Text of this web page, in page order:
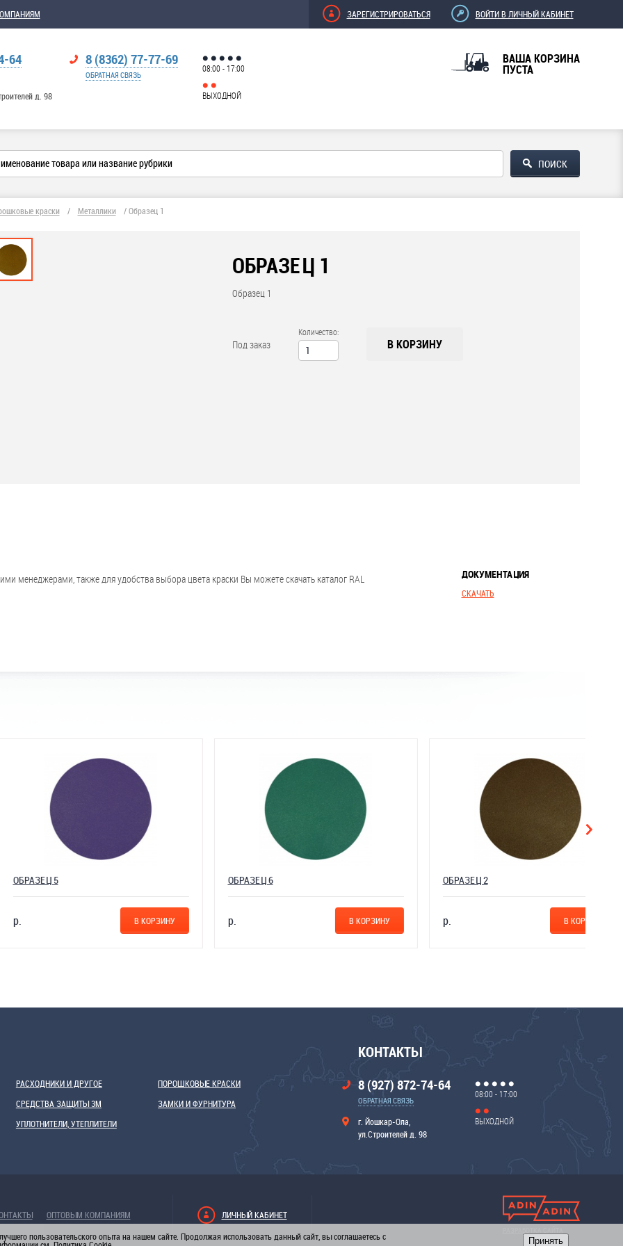
ЗАРЕГИСТРИРОВАТЬСЯ ВОЙТИ В ЛИЧНЫЙ КАБИНЕТ
64
д. 98
8 (8362) 77-77-69
ОБРАТНАЯ СВЯЗЬ
08:00 - 17:00
ВЫХОДНОЙ
ВАША КОРЗИНА
ПУСТА
краски / Металлики /Образец 1
ОБРАЗЕЦ 1
Образец 1
Под заказ
Количество:
В КОРЗИНУ
ДОКУМЕНТАЦИЯ
СКАЧАТЬ
менеджерами, также для удобства выбора цвета краски Вы можете скачать каталог RAL
РАСХОДНИКИ И ДРУГОЕ
СРЕДСТВА ЗАЩИТЫ 3М
УПЛОТНИТЕЛИ, УТЕПЛИТЕЛИ
ПОРОШКОВЫЕ КРАСКИ
ЗАМКИ И ФУРНИТУРА
КОНТАКТЫ
8 (927) 872-74-64
ОБРАТНАЯ СВЯЗЬ
г. Йошкар-Ола,
ул.Строителей д. 98
08:00 - 17:00
ВЫХОДНОЙ
ОПТОВЫМ КОМПАНИЯМ ЛИЧНЫЙ КАБИНЕТ
пользовательского опыта на нашем сайте. Продолжая использовать данный сайт, вы соглашаетесь с Принять